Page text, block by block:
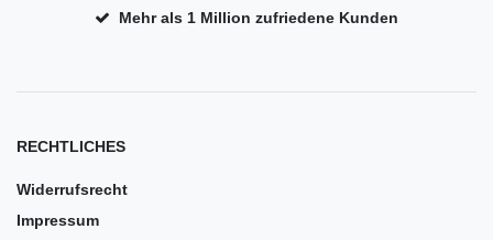
Mehr als 1 Million zufriedene Kunden
RECHTLICHES
Widerrufsrecht
Impressum